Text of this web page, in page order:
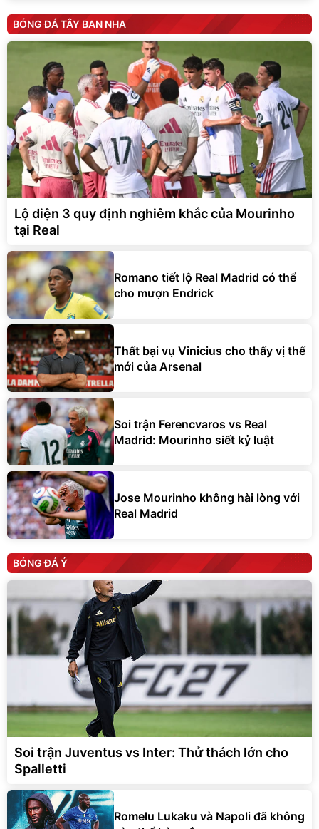
BÓNG ĐÁ TÂY BAN NHA
Lộ diện 3 quy định nghiêm khắc của Mourinho
tại Real
Romano tiết lộ Real Madrid có thể
cho mượn Endrick
Thất bại vụ Vinicius cho thấy vị thế
mới của Arsenal
Soi trận Ferencvaros vs Real
Madrid: Mourinho siết kỷ luật
Jose Mourinho không hài lòng với
Real Madrid
BÓNG ĐÁ Ý
Soi trận Juventus vs Inter: Thử thách lớn cho
Spalletti
Romelu Lukaku và Napoli đã không